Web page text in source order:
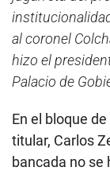
al coronel
hizo el
Palacio de
En el bloque de
titular, Carlos
bancada no se